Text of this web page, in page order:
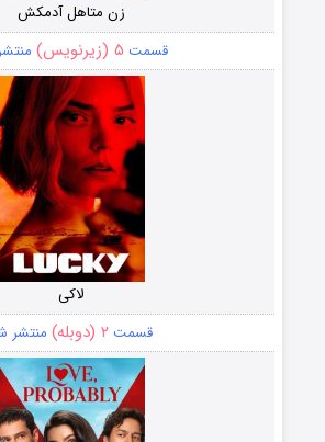
زن متاهل آدمکش
قسمت ۵ (زیرنویس)
لاکی
قسمت ۲ (دوبله) منتشر